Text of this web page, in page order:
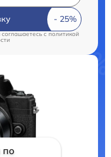
c политикой
по